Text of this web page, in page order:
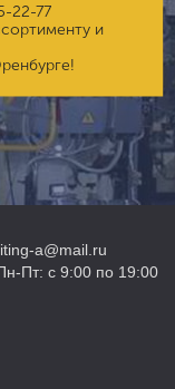
22-77
и
a@mail.ru
Пт: с 9:00 по 19:00